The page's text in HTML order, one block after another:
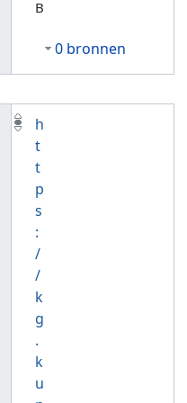
B
0 bronnen
h
t
t
p
s
:
/
/
k
g
.
k
u